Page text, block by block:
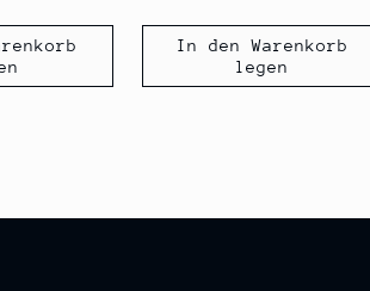
In den Warenkorb
legen